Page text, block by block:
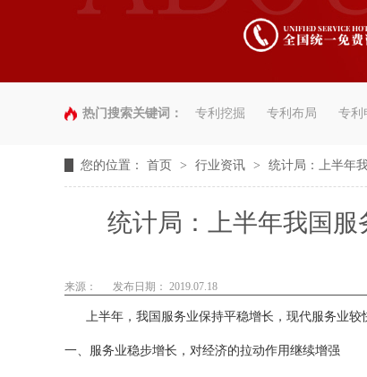
热门搜索关键词： 专利挖掘 专利布局 专利
您的位置： 首页 > 行业资讯 > 统计局：上半年
统计局：上半年我国服
来源： 发布日期： 2019.07.18
上半年，我国服务业保持平稳增长，现代服务业较
一、服务业稳步增长，对经济的拉动作用继续增强